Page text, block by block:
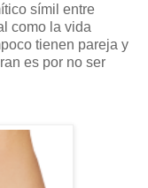
símil entre
como la vida
tienen pareja y
es por no ser